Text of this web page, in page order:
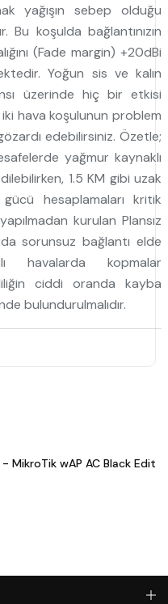
yağışın sebep olduğu
Bu koşulda bağlantınızın
(Fade margin) +20dBi
Yoğun sis ve kalın
üzerinde hiç bir etkisi
hava koşulunun problem
edebilirsiniz. Özetle;
yağmur kaynaklı
1.5 KM gibi uzak
hesaplamaları kritik
kurulan Plansız
sorunsuz bağlantı elde
havalarda kopmalar
ciddi oranda kayba
bulundurulmalıdır.
MikroTik wAP AC Black